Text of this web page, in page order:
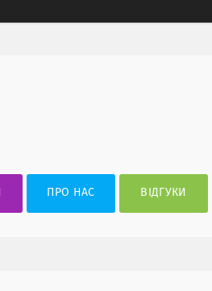
ПРО НАС ВІДГУКИ